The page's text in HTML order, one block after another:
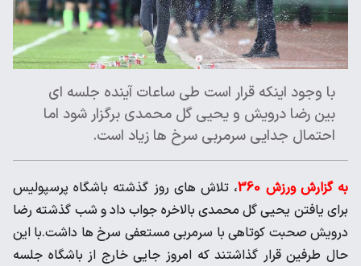
با وجود اینکه قرار است طی ساعات آینده جلسه ای
بین رضا درویش و یحیی گل محمدی برگزار شود اما
احتمال جدایی سرمربی سرخ ها زیاد است.
به گزارش ورزش 360
، تلاش های روز گذشته باشگاه پرسپولیس
برای یافتن یحیی گل محمدی بالاخره جواب داد و شب گذشته رضا
درویش صحبت کوتاهی با سرمربی مستعفی سرخ ها داشت.با این
حال طرفین قرار گذاشتند که امروز جایی خارج از باشگاه جلسه